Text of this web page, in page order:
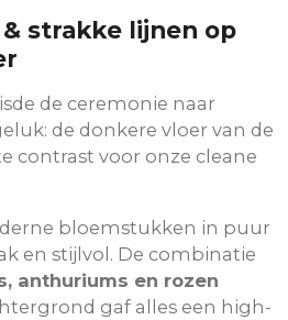
strakke lijnen op
de ceremonie naar
de donkere vloer van de
contrast voor onze cleane
bloemstukken in puur
en stijlvol. De combinatie
anthuriums en rozen
gaf alles een high-